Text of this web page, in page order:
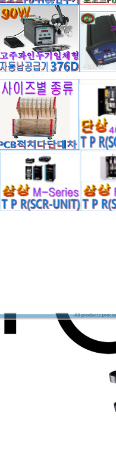
FILE DOWNLOAD
am4012zt.jpg (8KB)
RK-06 상품으로 변경 되었습니다.